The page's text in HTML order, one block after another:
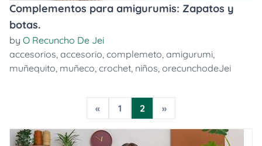
Complementos para amigurumis: Zapatos y
botas.
by O Recuncho De Jei
accesorios, accesorio, complemeto, amigurumi,
muñequito, muñeco, crochet, niños, orecunchodeJei
« 1 2 »